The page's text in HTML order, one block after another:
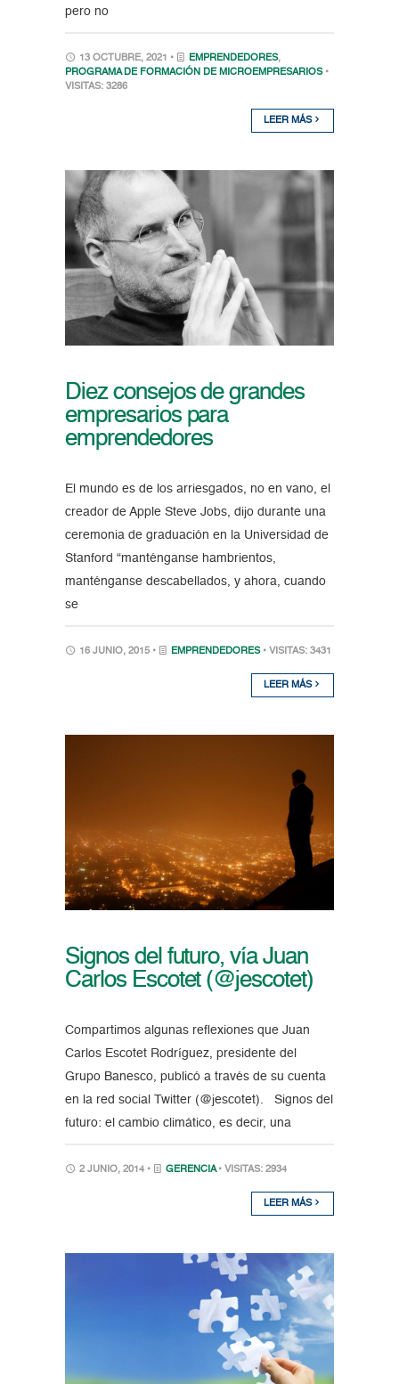
pero no
13 OCTUBRE, 2021 • EMPRENDEDORES,
PROGRAMA DE FORMACIÓN DE MICROEMPRESARIOS •
VISITAS: 3286
LEER MÁS
Diez consejos de grandes
empresarios para
emprendedores
El mundo es de los arriesgados, no en vano, el
creador de Apple Steve Jobs, dijo durante una
ceremonia de graduación en la Universidad de
Stanford “manténganse hambrientos,
manténganse descabellados, y ahora, cuando
se
16 JUNIO, 2015 • EMPRENDEDORES • VISITAS: 3431
LEER MÁS
Signos del futuro, vía Juan
Carlos Escotet (@jescotet)
Compartimos algunas reflexiones que Juan
Carlos Escotet Rodríguez, presidente del
Grupo Banesco, publicó a través de su cuenta
en la red social Twitter (@jescotet). Signos del
futuro: el cambio climático, es decir, una
2 JUNIO, 2014 • GERENCIA • VISITAS: 2934
LEER MÁS